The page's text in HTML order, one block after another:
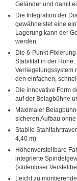
Geländer und damit
Die Integration der
gewährleistet eine
Lagerung kann der
werden
Die 6-Punkt-
Stabilität in der
Verriegelungssystem
den einfachen,
Die innovative Form
auf der Belagbühne
Maximaler
sicheren Aufbau ohne
Stabile
4,40 m)
Höhenverstellbare
integrierte
(stufenloser
Leicht zu